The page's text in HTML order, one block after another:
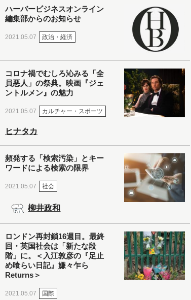
ハーバービジネスオンライン
編集部からのお知らせ
2021.05.07 政治・経済
コロナ禍でむしろ沁みる「全
員悪人」の祭典。映画『ジェ
ントルメン』の魅力
2021.05.07 カルチャー・スポーツ
ヒナタカ
頻発する「検索汚染」とキー
ワードによる検索の限界
2021.05.07 社会
柳井政和
ロンドン再封鎖16週目。最終
回・英国社会は「新たな段
階」に。＜入江敦彦の『足止
め喰らい日記』嫌々乍ら
Returns＞
2021.05.07 国際